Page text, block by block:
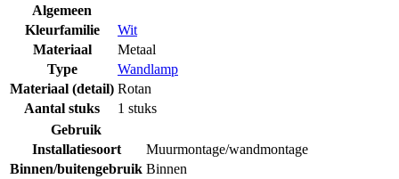
Algemeen
Kleurfamilie
Wit
Materiaal
Metaal
Type
Wandlamp
Materiaal (detail) Rotan
Aantal stuks
1 stuks
Gebruik
Installatiesoort
Muurmontage/wandmontage
Binnen/buitengebruik Binnen